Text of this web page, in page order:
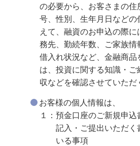
の必要から、お客さまの住
号、性別、生年月日などの
えて、融資のお申込の際
務先、勤続年数、ご家族情
借入れ状況など、金融商品
は、投資に関する知識・
収などを確認させていただ
お客様の個人情報は、
１：預金口座のご新規申
記入・ご提出いただく
いる事項